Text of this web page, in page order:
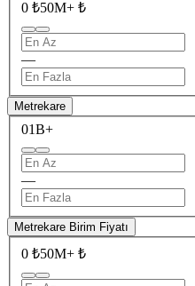
0 ₺50M+ ₺
—
Metrekare
01B+
—
Metrekare Birim Fiyatı
0 ₺50M+ ₺